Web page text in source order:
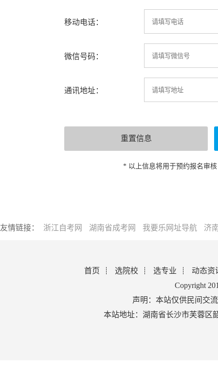
移动电话：
微信号码：
通讯地址：
* 以上信息将用于预约报名审
友情链接： 浙江自考网 湖南省成考网 我要乐网址导航 济
首页 选院校 选专业
动态资
Copyright
声明：本站仅供民间交
本站地址：湖南省长沙市芙蓉区